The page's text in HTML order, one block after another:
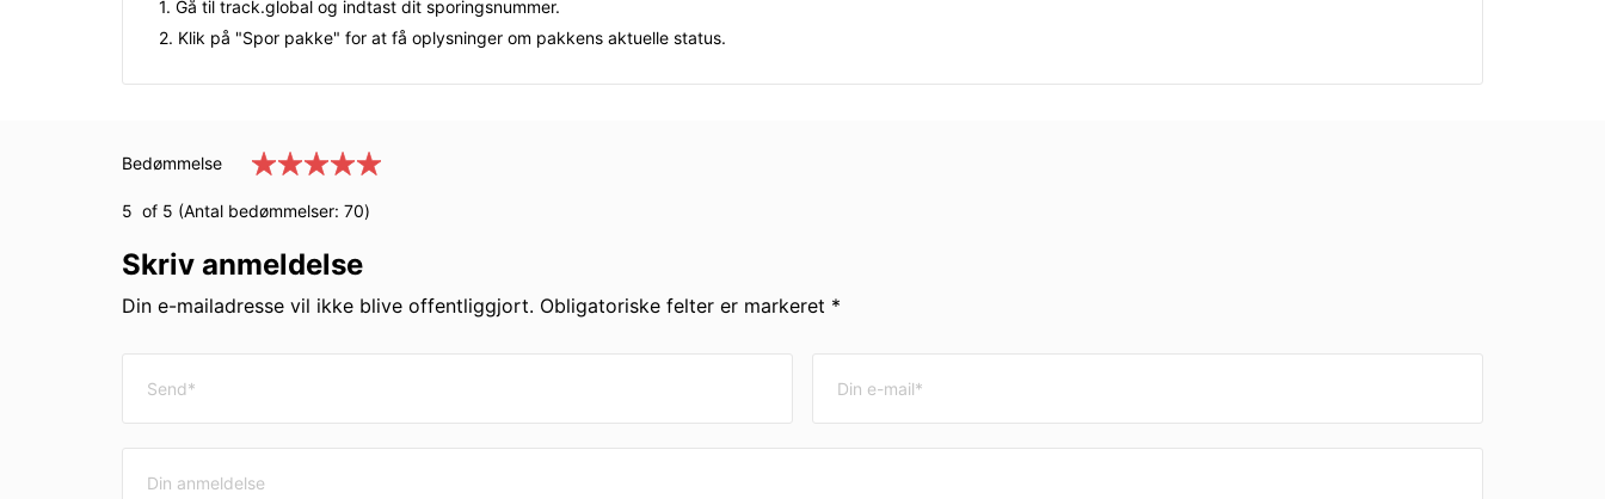
1. Gå til track.global og indtast dit sporingsnummer.
2. Klik på "Spor pakke" for at få oplysninger om pakkens aktuelle status.
Bedømmelse
5 of 5 (Antal bedømmelser: 70)
Skriv anmeldelse
Din e-mailadresse vil ikke blive offentliggjort. Obligatoriske felter er markeret *